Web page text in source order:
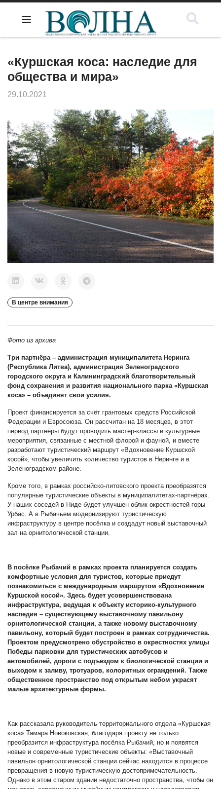
«Куршская коса: наследие для
общества и мира»
29.10.2021
В центре внимания
Фото из архива
Три партнёра – администрация муниципалитета Неринга
(Республика Литва), администрация Зеленоградского
городского округа и Калининградский благотворительный
фонд сохранения и развития национального парка «Куршская
коса» – объединят свои усилия.
Проект финансируется за счёт грантовых средств Российской
Федерации и Евросоюза. Он рассчитан на 18 месяцев, в этот
период партнёры будут проводить мастер-классы и культурные
мероприятия, связанные с местной флорой и фауной, и вместе
разработают туристический маршрут «Вдохновение Куршской
косой», чтобы увеличить количество туристов в Неринге и в
Зеленоградском районе.
Кроме того, в рамках российско-литовского проекта преобразятся
популярные туристические объекты в муниципалитетах-партнёрах.
У наших соседей в Ниде будет улучшен облик окрестностей горы
Урбас. А в Рыбачьем модернизируют туристическую
инфраструктуру в центре посёлка и создадут новый выставочный
зал на орнитологической станции.
В посёлке Рыбачий в рамках проекта планируется создать
комфортные условия для туристов, которые приедут
познакомиться с международным маршрутом «Вдохновение
Куршской косой». Здесь будет усовершенствована
инфраструктура, ведущая к объекту историко-культурного
наследия – существующему выставочному павильону
орнитологической станции, а также новому выставочному
павильону, который будет построен в рамках сотрудничества.
Проектом предусмотрено обустройство в окрестностях улицы
Победы парковки для туристических автобусов и
автомобилей, дороги с подъездом к биологической станции и
выходом к заливу, тротуаров, колоритных ограждений. Также
общественное пространство под открытым небом украсят
малые архитектурные формы.
Как рассказала руководитель территориального отдела «Куршская
коса» Тамара Новоковская, благодаря проекту не только
преобразится инфраструктура посёлка Рыбачий, но и появятся
новые и современные туристические объекты: «Выставочный
павильон орнитологической станции сейчас находится в процессе
превращения в новую туристическую достопримечательность.
Однако в этом старом здании недостаточно пространства, чтобы он